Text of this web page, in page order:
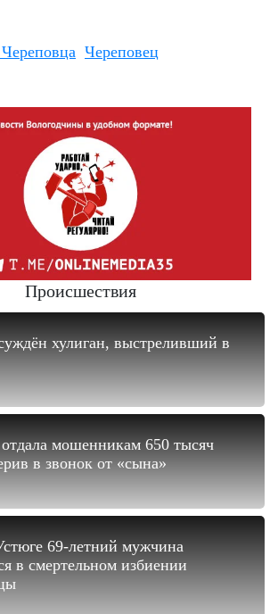
Череповец
Происшествия
хулиган, выстреливший в
мошенникам 650 тысяч
в звонок от «сына»
69-летний мужчина
в смертельном избиении